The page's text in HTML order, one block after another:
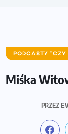
PODCASTY "CZY
Miśka
PRZEZ